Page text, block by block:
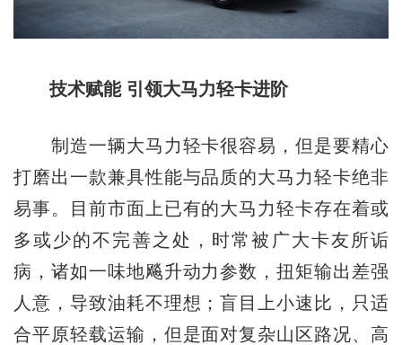
技术赋能 引领大马力轻卡进阶
制造一辆大马力轻卡很容易，但是要精心
打磨出一款兼具性能与品质的大马力轻卡绝非
易事。目前市面上已有的大马力轻卡存在着或
多或少的不完善之处，时常被广大卡友所诟
病，诸如一味地飚升动力参数，扭矩输出差强
人意，导致油耗不理想；盲目上小速比，只适
合平原轻载运输，但是面对复杂山区路况、高